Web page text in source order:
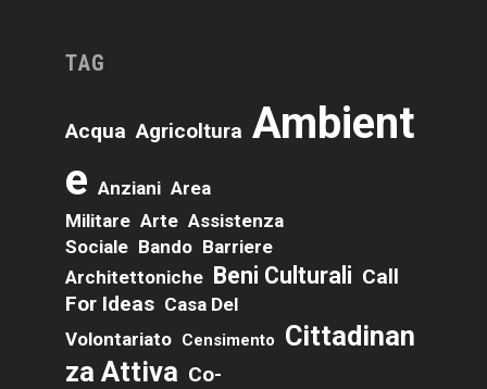
TAG
Acqua Agricoltura Ambient
E Anziani Area
Militare Arte Assistenza
Sociale Bando Barriere
Architettoniche Beni Culturali Call
For Ideas Casa Del
Volontariato Censimento
Cittadinan
Za Attiva Co-